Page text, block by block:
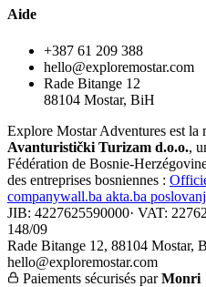
Aide
+387 61 209 388
hello@exploremostar.com
Rade Bitange 12
88104 Mostar, BiH
Explore Mostar Adventures est la
Avanturistički Turizam d.o.o.,
Fédération de Bosnie-
des entreprises bosniennes :
companywall.ba akta.ba
JIB: 4227625590000· VAT:
148/09
Rade Bitange 12, 88104 Mostar,
hello@exploremostar.com
Paiements sécurisés parMonri